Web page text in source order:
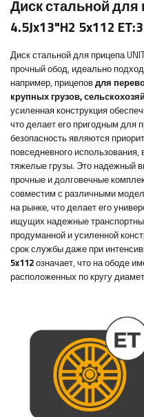
Диск стальной для
4.5Jx13"H2 5x112
Диск стальной для прицепа
прочный обод, идеально
например, прицеповдля
крупных грузов,
усиленная конструкция
что делает его пригодным для
безопасность являются
повседневного использования,
тяжелые грузы. Это надежный
прочные и долговечные
совместим с различными
на рынке, что делает его
ищущих надежные
продуманной и усиленной
срок службы даже при
5x112означает, что на ободе
расположенных по кругу